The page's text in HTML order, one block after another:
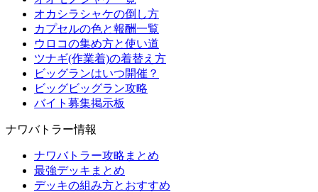
オカシラシャケの倒し方
カプセルの色と報酬一覧
ウロコの集め方と使い道
ツナギ(作業着)の着替え方
ビッグランはいつ開催？
ビッグビッグラン攻略
バイト募集掲示板
ナワバトラー情報
ナワバトラー攻略まとめ
最強デッキまとめ
デッキの組み方とおすすめ